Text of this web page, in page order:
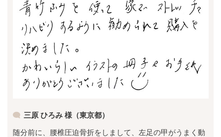
三原 ひろみ 様（東京都）
随分前に、腰椎圧迫骨折をしまして、左足の甲がうまく動